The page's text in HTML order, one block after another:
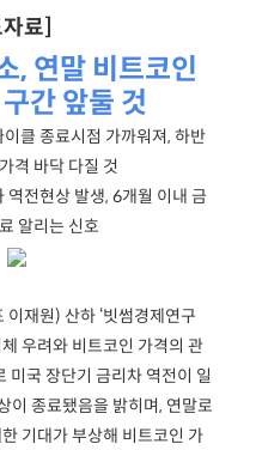
료]
, 연말 비트코인
간 앞둘 것
클 종료시점 가까워져, 하반
격 바닥 다질 것
역전현상 발생, 6개월 이내 금
알리는 신호
재원) 산하 ‘빗썸경제연구
우려와 비트코인 가격의 관
미국 장단기 금리차 역전이 일
이 종료됐음을 밝히며, 연말로
기대가 부상해 비트코인 가